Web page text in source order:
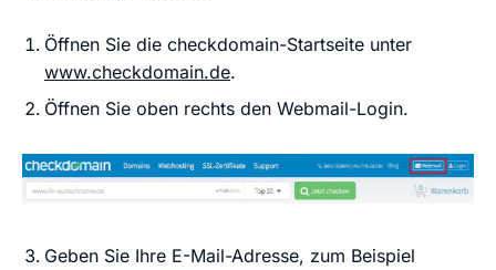
Öffnen Sie die checkdomain-Startseite unter
www.checkdomain.de.
Öffnen Sie oben rechts den Webmail-Login.
Geben Sie Ihre E-Mail-Adresse, zum Beispiel